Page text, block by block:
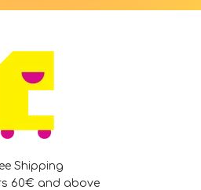
Shipping
60€ and above